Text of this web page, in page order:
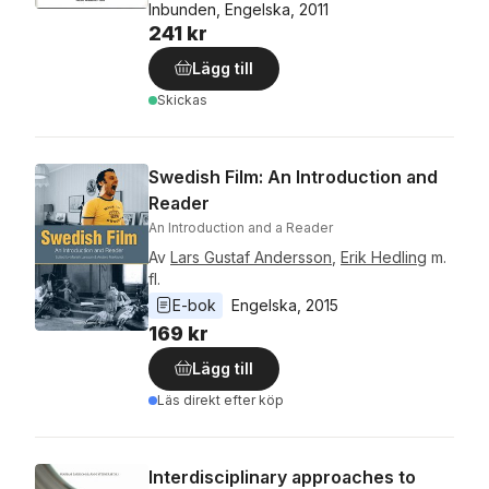
Inbunden, Engelska, 2011
241 kr
Lägg till
Skickas
Swedish Film: An Introduction and
Reader
An Introduction and a Reader
Av Lars Gustaf Andersson Erik Hedling m.
fl.
E-bok
Engelska 2015
169 kr
Lägg till
Läs direkt efter köp
Interdisciplinary approaches to